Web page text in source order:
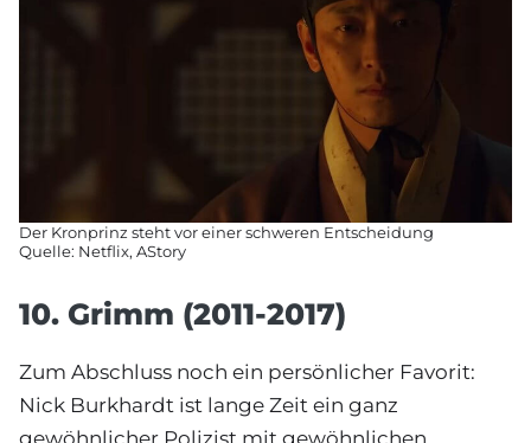
Der Kronprinz steht vor einer schweren Entscheidung
Quelle: Netflix, AStory
10. Grimm (2011-2017)
Zum Abschluss noch ein persönlicher Favorit:
Nick Burkhardt ist lange Zeit ein ganz
gewöhnlicher Polizist mit gewöhnlichen